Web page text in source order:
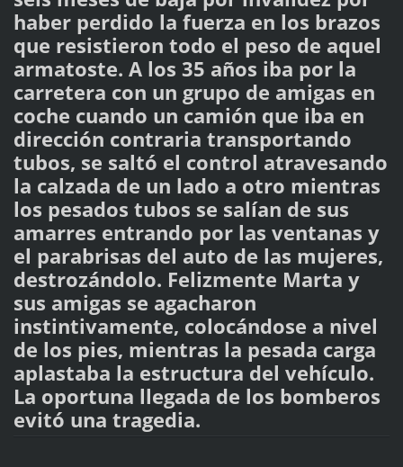
haber perdido la fuerza en los brazos
que resistieron todo el peso de aquel
armatoste. A los 35 años iba por la
carretera con un grupo de amigas en
coche cuando un camión que iba en
dirección contraria transportando
tubos, se saltó el control atravesando
la calzada de un lado a otro mientras
los pesados tubos se salían de sus
amarres entrando por las ventanas y
el parabrisas del auto de las mujeres,
destrozándolo. Felizmente Marta y
sus amigas se agacharon
instintivamente, colocándose a nivel
de los pies, mientras la pesada carga
aplastaba la estructura del vehículo.
La oportuna llegada de los bomberos
evitó una tragedia.